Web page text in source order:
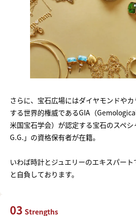
さらに、宝石広場にはダイヤモンドや
する世界的権威であるGIA（
米国宝石学会）が認定する宝石のスペシ
G.G.」の資格保有者が在籍。
いわば時計とジュエリーのエキスパー
と自負しております。
03 Strengths